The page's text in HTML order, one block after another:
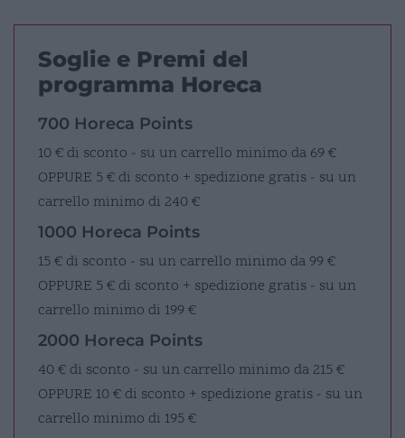
Soglie e Premi del
programma Horeca
700 Horeca Points
10 € di sconto - su un carrello minimo da 69 €
OPPURE 5 € di sconto + spedizione gratis - su un
carrello minimo di 240 €
1000 Horeca Points
15 € di sconto - su un carrello minimo da 99 €
OPPURE 5 € di sconto + spedizione gratis - su un
carrello minimo di 199 €
2000 Horeca Points
40 € di sconto - su un carrello minimo da 215 €
OPPURE 10 € di sconto + spedizione gratis - su un
carrello minimo di 195 €